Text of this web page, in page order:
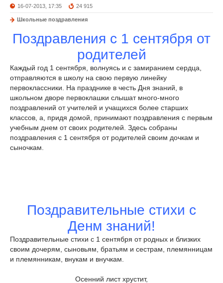
16-07-2013, 17:35 24 915
Школьные поздравления
Поздравления с 1 сентября от
родителей
Каждый год 1 сентября, волнуясь и с замиранием сердца,
отправляются в школу на свою первую линейку
первоклассники. На празднике в честь Дня знаний, в
школьном дворе первоклашки слышат много-много
поздравлений от учителей и учащихся более старших
классов, а, придя домой, принимают поздравления с первым
учебным днем от своих родителей. Здесь собраны
поздравления с 1 сентября от родителей своим дочкам и
сыночкам.
Поздравительные стихи с
Денм знаний!
Поздравительные стихи с 1 сентября от родных и близких
своим дочерям, сыновьям, братьям и сестрам, племянницам
и племянникам, внукам и внучкам.
Осенний лист хрустит,